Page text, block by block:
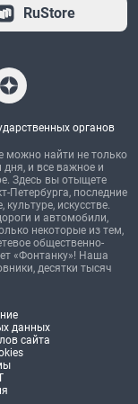
RuStore
органов
можно найти не только
дня, и все важное и
Здесь вы отыщете
Петербурга, последние
искусстве.
и автомобили,
некоторые из тем,
общественно-
«Фонтанку»! Наша
десятки тысяч
данных
сайта